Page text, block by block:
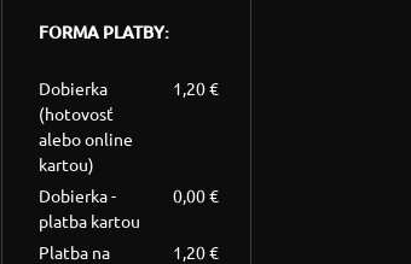
FORMA PLATBY:
Dobierka
(hotovosť
alebo online
kartou)
1,20 €
Dobierka -
platba kartou
0,00 €
Platba na
1,20 €